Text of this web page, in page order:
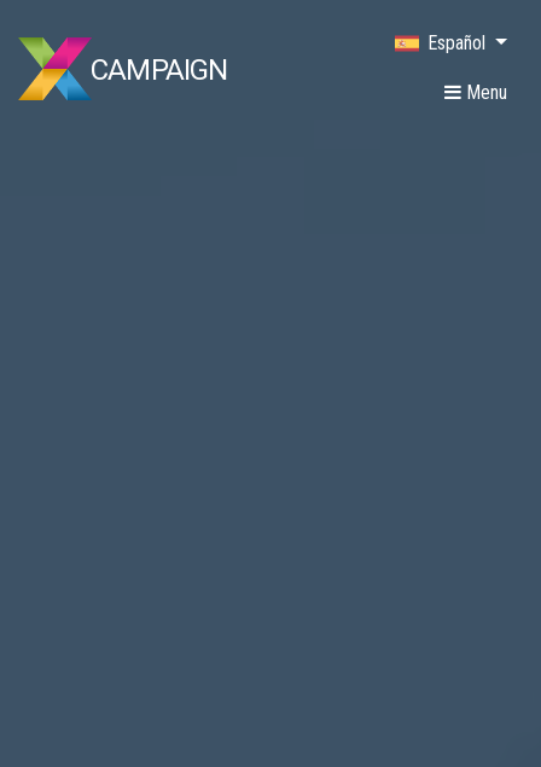
CAMPAIGN
Menu
Español